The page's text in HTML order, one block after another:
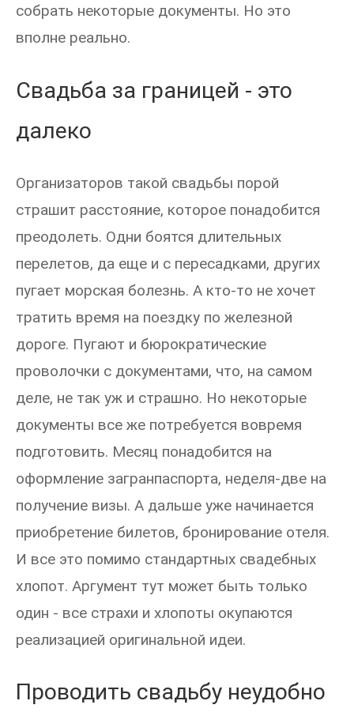
собрать некоторые документы. Но это
вполне реально.
Свадьба за границей - это
далеко
Организаторов такой свадьбы порой
страшит расстояние, которое понадобится
преодолеть. Одни боятся длительных
перелетов, да еще и с пересадками, других
пугает морская болезнь. А кто-то не хочет
тратить время на поездку по железной
дороге. Пугают и бюрократические
проволочки с документами, что, на самом
деле, не так уж и страшно. Но некоторые
документы все же потребуется вовремя
подготовить. Месяц понадобится на
оформление загранпаспорта, неделя-две на
получение визы. А дальше уже начинается
приобретение билетов, бронирование отеля.
И все это помимо стандартных свадебных
хлопот. Аргумент тут может быть только
один - все страхи и хлопоты окупаются
реализацией оригинальной идеи.
Проводить свадьбу неудобно